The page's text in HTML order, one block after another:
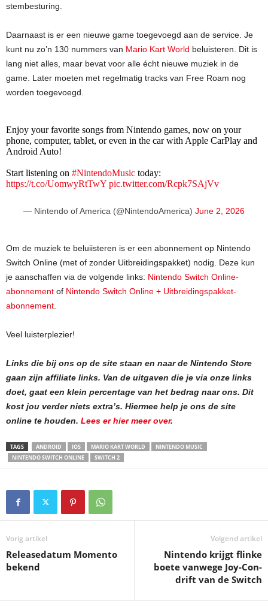
stembesturing.
Daarnaast is er een nieuwe game toegevoegd aan de service. Je
kunt nu zo’n 130 nummers van Mario Kart World beluisteren. Dit is
lang niet alles, maar bevat voor alle écht nieuwe muziek in de
game. Later moeten met regelmatig tracks van Free Roam nog
worden toegevoegd.
Enjoy your favorite songs from Nintendo games, now on your
phone, computer, tablet, or even in the car with Apple CarPlay and
Android Auto!
Start listening on #NintendoMusic today:
https://t.co/UomwyRtTwY pic.twitter.com/Rcpk7SAjVv
— Nintendo of America (@NintendoAmerica) June 2, 2026
Om de muziek te beluiisteren is er een abonnement op Nintendo
Switch Online (met of zonder Uitbreidingspakket) nodig. Deze kun
je aanschaffen via de volgende links: Nintendo Switch Online-
abonnement of Nintendo Switch Online + Uitbreidingspakket-
abonnement
Veel luisterplezier!
Links die bij ons op de site staan en naar de Nintendo Store
gaan zijn affiliate links. Van de uitgaven die je via onze links
doet, gaat een klein percentage van het bedrag naar ons. Dit
kost jou verder niets extra’s. Hiermee help je ons de site
online te houden. Lees er hier meer over.
TAGS ANDROID IOS MARIO KART WORLD
NINTENDO MUSIC
NINTENDO SWITCH ONLINE
SWITCH 2
Vorig artikel
Releasedatum Momento
bekend
Volgend artikel
Nintendo krijgt flinke
boete vanwege Joy-Con-
drift van de Switch